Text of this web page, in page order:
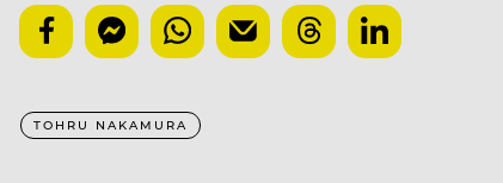
TOHRU NAKAMURA